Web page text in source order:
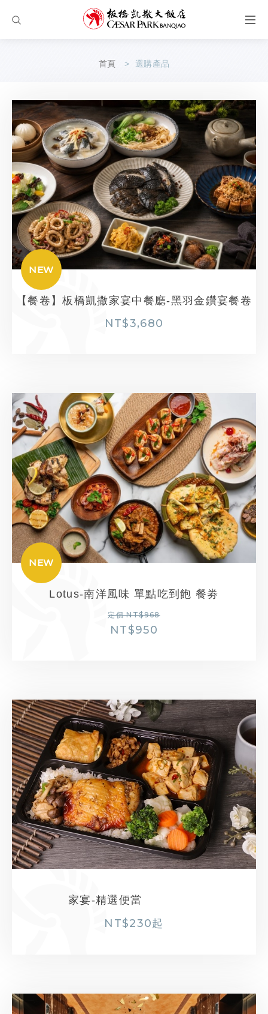
首頁 選購產品
NEW
【餐卷】板橋凱撒家宴中餐廳-黑羽金鑽宴餐卷
NT$3,680
NEW
Lotus-南洋風味 單點吃到飽 餐劵
定價 NT$968
NT$950
家宴-精選便當
NT$230起